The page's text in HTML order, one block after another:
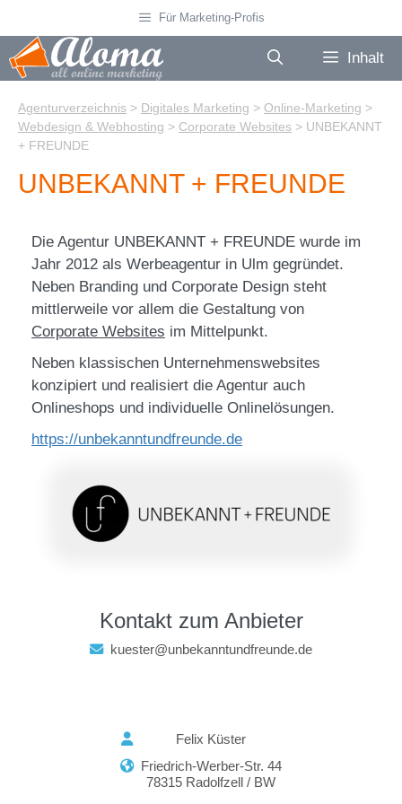
Inhalt
springen
Für Marketing-Profis
Inhalt
Agenturverzeichnis > Digitales Marketing > Online-Marketing >
Webdesign & Webhosting > Corporate Websites > UNBEKANNT
+ FREUNDE
UNBEKANNT + FREUNDE
Die Agentur UNBEKANNT + FREUNDE wurde im
Jahr 2012 als Werbeagentur in Ulm gegründet.
Neben Branding und Corporate Design steht
mittlerweile vor allem die Gestaltung von
Corporate Websites im Mittelpunkt.
Neben klassischen Unternehmenswebsites
konzipiert und realisiert die Agentur auch
Onlineshops und individuelle Onlinelösungen.
https://unbekanntundfreunde.de
Kontakt zum Anbieter
kuester@unbekanntundfreunde.de
Felix Küster
Friedrich-Werber-Str. 44
78315 Radolfzell / BW